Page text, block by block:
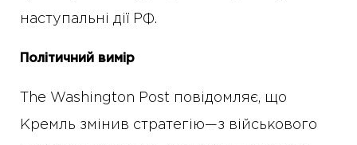
наступальні дії РФ.
Політичний вимір
The Washington Post повідомляє, що
Кремль змінив стратегію—з військового